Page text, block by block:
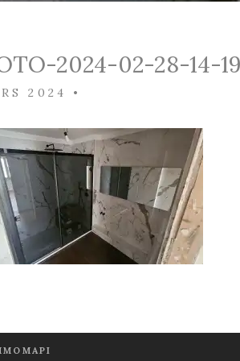
2024-02-28-14-
2024 •